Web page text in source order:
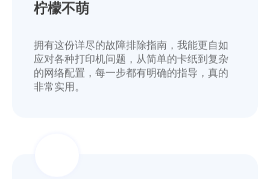
柠檬不萌
拥有这份详尽的故障排除指南，我能更自如
应对各种打印机问题，从简单的卡纸到复杂
的网络配置，每一步都有明确的指导，真的
非常实用。